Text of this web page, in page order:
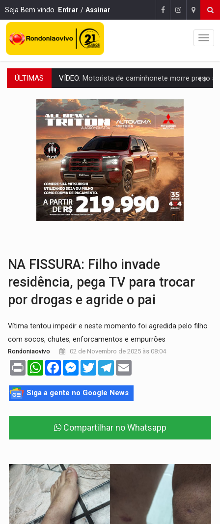
Seja Bem vindo. Entrar / Assinar
ÚLTIMAS LAZER:Seis lugares gratuitos para aproveitar o fim de semana
VÍDEO:FTICCO e Força Tática prendem membro do CV com arma e drogas
INCLUSÃO:Prefeitura fortalece parceria com a APAE para ampliar ações
DEFESA:Exército testa inovações no combate a drones durante
TEMAS SOCIOAMBIENTAIS:Em Itapuã do Oeste, CINEMAZÔNIA leva cinema
PREVISÃO:Interior de Rondônia terá sábado (8) de calor intenso
INFRAESTRUTURA:Após quase 30 anos de espera, asfalto chega ao
A ILHA:Coreografia de Rondônia estreia na programação do Festival de
NA FISSURA: Filho invade
residência, pega TV para trocar
por drogas e agride o pai
Vítima tentou impedir e neste momento foi agredida pelo filho
com socos, chutes, enforcamentos e empurrões
Rondoniaovivo 02 de Novembro de 2025 às 08:04
Print WhatsAppFacebookMessenger
TwitterTelegram
Siga a gente no Google News
Compartilhar no Whatsapp